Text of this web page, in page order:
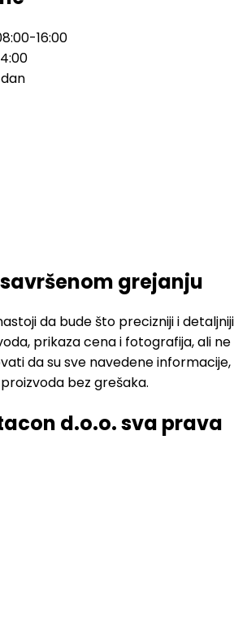
16:00
grejanju
da bude što precizniji i detaljniji
prikaza cena i fotografija, ali ne
da su sve navedene informacije,
bez grešaka.
d.o.o. sva prava